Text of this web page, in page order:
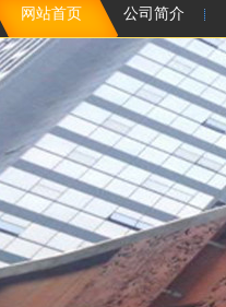
网站首页 公司简介